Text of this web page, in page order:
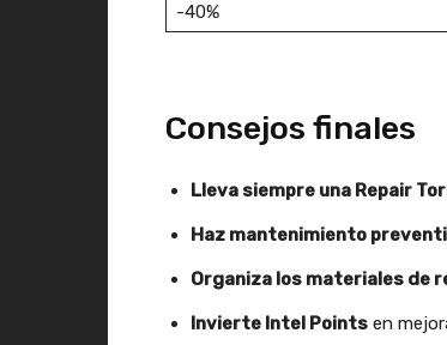
-40%
Consejos finales
Lleva siempre una Repair
Haz mantenimiento
Organiza los materiales de
Invierte Intel Points en